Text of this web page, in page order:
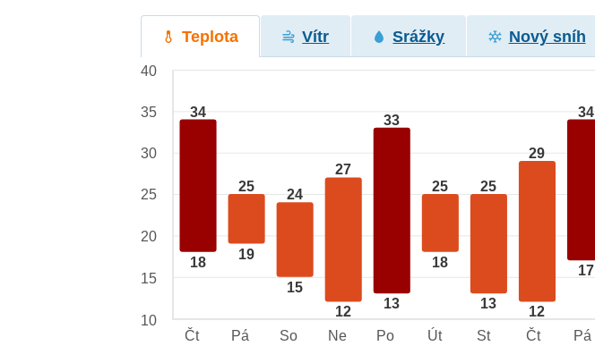
Teplota Vítr Srážky Nový sníh
34
18
25
19
24
15
27
12
33
13
25
18
25
13
29
12
34
17
40
35
30
25
20
15
10
Čt
Pá So Ne Po Út St Čt Pá